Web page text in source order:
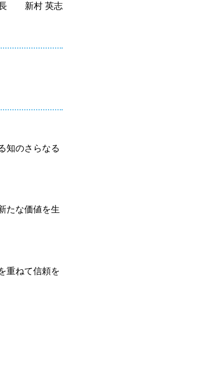
長 新村 英志
知のさらなる
たな価値を生
重ねて信頼を